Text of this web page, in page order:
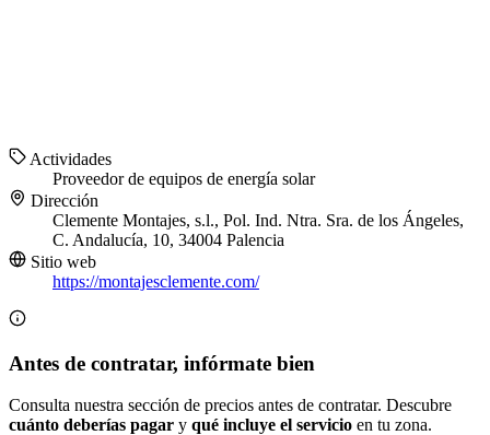
Actividades
Proveedor de equipos de energía solar
Dirección
Clemente Montajes, s.l., Pol. Ind. Ntra. Sra. de los Ángeles,
C. Andalucía, 10, 34004 Palencia
Sitio web
https://montajesclemente.com/
Antes de contratar, infórmate bien
Consulta nuestra sección de precios antes de contratar. Descubre
cuánto deberías pagar y qué incluye el servicio en tu zona.